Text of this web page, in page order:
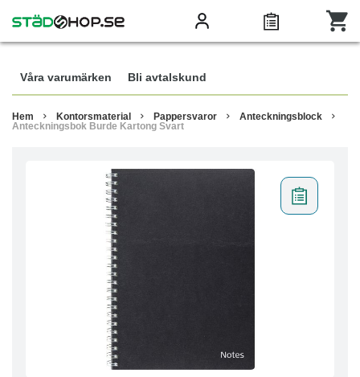
Våra varumärken Bli avtalskund
Hem Kontorsmaterial Pappersvaror
Anteckningsblock
Anteckningsbok Burde Kartong Svart